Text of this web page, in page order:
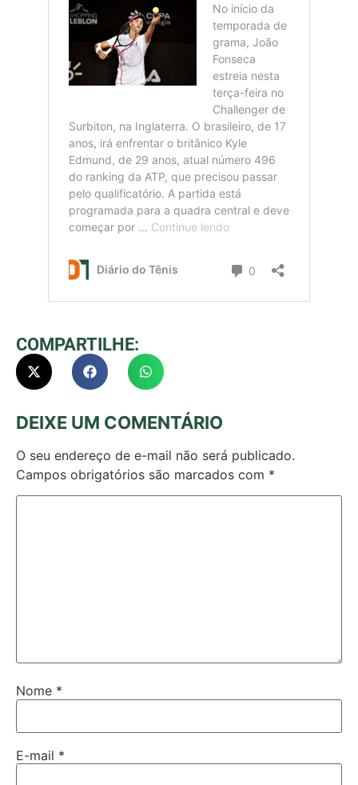
COMPARTILHE:
DEIXE UM COMENTÁRIO
O seu endereço de e-mail não será publicado.
Campos obrigatórios são marcados com *
Nome *
E-mail *